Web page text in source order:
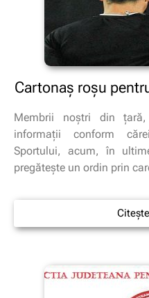
Cartonaş roşu
Membrii noştri din
informaţii conform
Sportului, acum, în
pregăteşte un ordin prin